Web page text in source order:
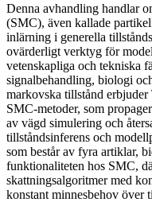
Denna avhandling handlar
(SMC), även kallade
inlärning i generella
ovärderligt verktyg för
vetenskapliga och tekniska
signalbehandling, biologi
markovska tillstånd
SMC-metoder, som
av vägd simulering och
tillståndsinferens och
som består av fyra artiklar,
funktionaliteten hos SMC,
skattningsalgoritmer med
konstant minnesbehov över